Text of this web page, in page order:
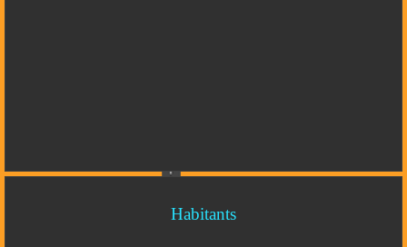
Habitants